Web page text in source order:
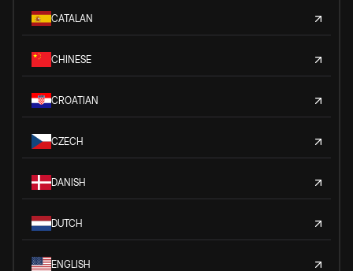
CATALAN
CHINESE
CROATIAN
CZECH
DANISH
DUTCH
ENGLISH